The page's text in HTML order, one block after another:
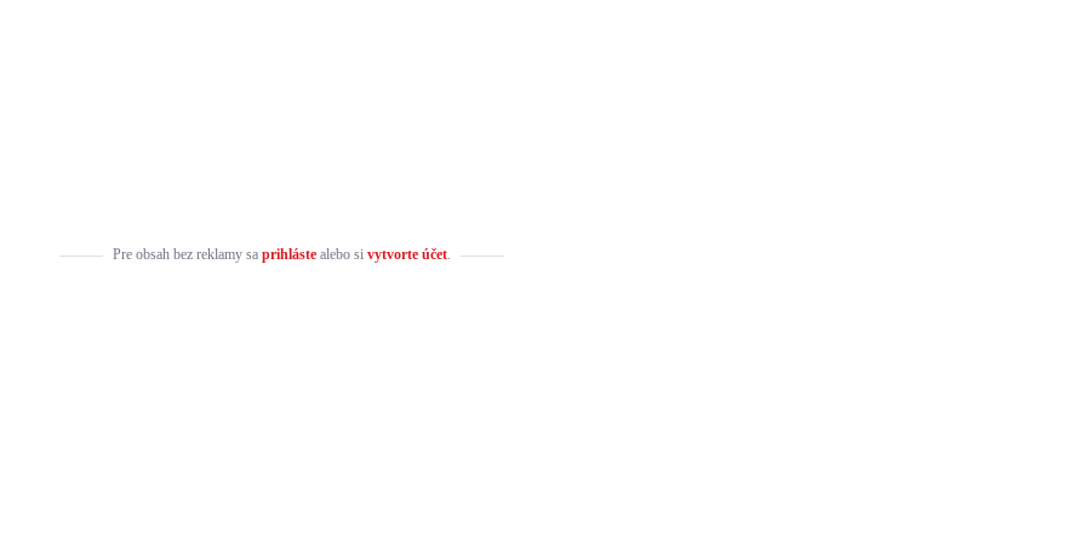
Pre obsah bez reklamy sa prihlástealebo si vytvorte účet.